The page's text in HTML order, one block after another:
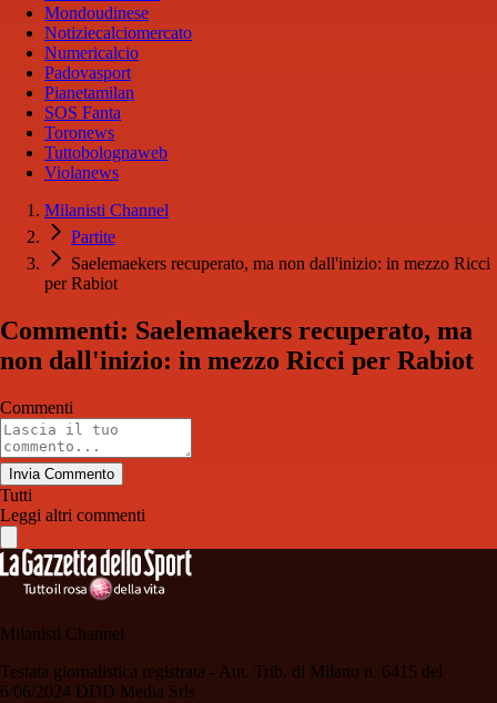
Mondoudinese
Notiziecalciomercato
Numericalcio
Padovasport
Pianetamilan
SOS Fanta
Toronews
Tuttobolognaweb
Violanews
Milanisti Channel
Partite
Saelemaekers recuperato, ma non dall'inizio: in mezzo Ricci
per Rabiot
Commenti: Saelemaekers recuperato, ma
non dall'inizio: in mezzo Ricci per Rabiot
Commenti
Invia Commento
Tutti
Leggi altri commenti
Milanisti Channel
Testata giornalistica registrata - Aut. Trib. di Milano n. 6415 del
6/06/2024 DDD Media Srls